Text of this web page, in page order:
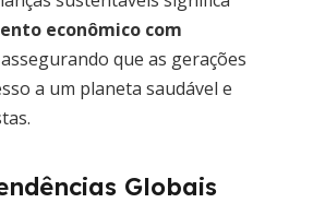
econômico com
que as gerações
a um planeta saudável e
Globais